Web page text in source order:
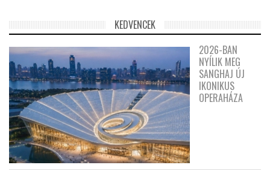
KEDVENCEK
2026-BAN
NYÍLIK MEG
SANGHAJ ÚJ
IKONIKUS
OPERAHÁZA